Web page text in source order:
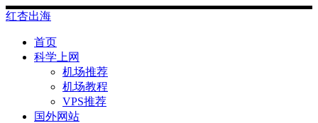
Skip
to
content
红杏出海
首页
科学上网
机场推荐
机场教程
VPS推荐
国外网站